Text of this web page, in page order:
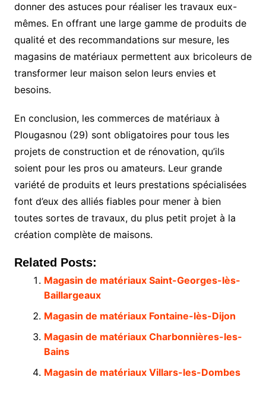
donner des astuces pour réaliser les travaux eux-
mêmes. En offrant une large gamme de produits de
qualité et des recommandations sur mesure, les
magasins de matériaux permettent aux bricoleurs de
transformer leur maison selon leurs envies et
besoins.
En conclusion, les commerces de matériaux à
Plougasnou (29) sont obligatoires pour tous les
projets de construction et de rénovation, qu’ils
soient pour les pros ou amateurs. Leur grande
variété de produits et leurs prestations spécialisées
font d’eux des alliés fiables pour mener à bien
toutes sortes de travaux, du plus petit projet à la
création complète de maisons.
Related Posts:
Magasin de matériaux Saint-Georges-lès-
Baillargeaux
Magasin de matériaux Fontaine-lès-Dijon
Magasin de matériaux Charbonnières-les-
Bains
Magasin de matériaux Villars-les-Dombes